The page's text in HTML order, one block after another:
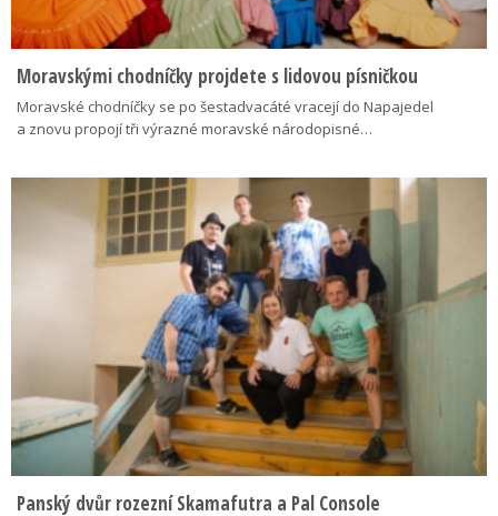
Moravskými chodníčky projdete s lidovou písničkou
Moravské chodníčky se po šestadvacáté vracejí do Napajedel
a znovu propojí tři výrazné moravské národopisné…
Panský dvůr rozezní Skamafutra a Pal Console